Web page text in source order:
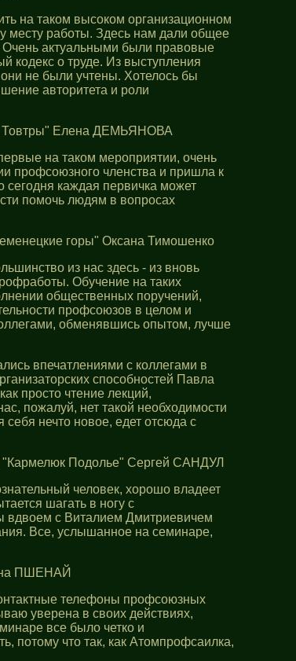
на таком высоком организационном
месту работы. Здесь нам дали общее
Очень актуальными были правовые
кодекс о труде. Из выступления
не были учтены. Хотелось бы
авторитета и роли
Товтры" Елена ДЕМЬЯНОВА
на таком мероприятии, очень
профсоюзного членства и пришла к
сегодня каждая первичка может
помочь людям в вопросах
горы" Оксана Тимошенко
из нас здесь - из вновь
Обучение на таких
общественных поручений,
профсоюзов в целом и
обменявшись опытом, лучше
впечатлениями с коллегами в
способностей Павла
просто чтение лекций,
пожалуй, нет такой необходимости
нечто новое, едет отсюда с
"Кармелюк Подолье" Сергей САНДУЛ
человек, хорошо владеет
шагать в ногу с
вдвоем с Виталием Дмитриевичем
Все, услышанное на семинаре,
ПШЕНАЙ
телефоны профсоюзных
уверена в своих действиях,
все было четко и
потому что так, как Атомпрофсаилка,